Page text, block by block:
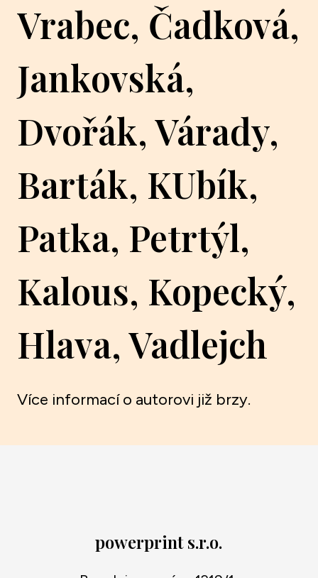
Vrabec, Čadková,
Jankovská,
Dvořák, Várady,
Barták, KUbík,
Patka, Petrtýl,
Kalous, Kopecký,
Hlava, Vadlejch
Více informací o autorovi již brzy.
powerprint s.r.o.